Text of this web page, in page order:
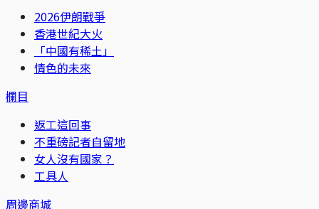
2026伊朗戰爭
香港世紀大火
「中國有稀土」
情色的未來
欄目
返工這回事
不重磅記者自留地
女人沒有國家？
工具人
周邊商城